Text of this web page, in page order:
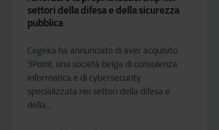
settori della difesa e della sicurezza
pubblica
Cegeka ha annunciato di aver acquisito
3Point, una società belga di consulenza
informatica e di cybersecurity
specializzata nei settori della difesa e
della...